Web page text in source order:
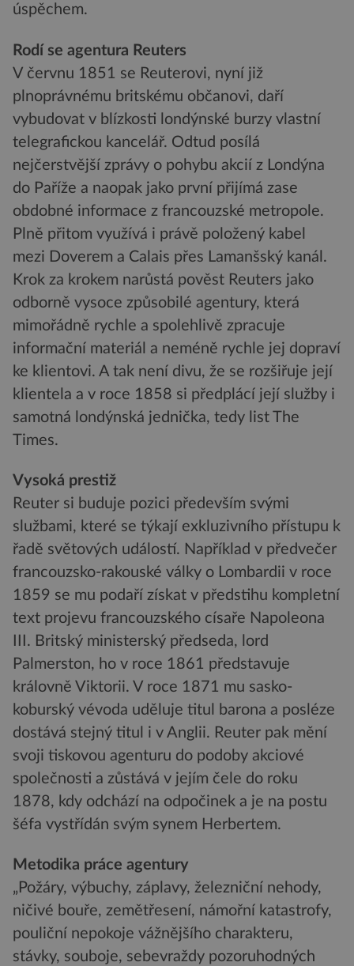
úspěchem.
Rodí se agentura Reuters
V červnu 1851 se Reuterovi, nyní již
plnoprávnému britskému občanovi, daří
vybudovat v blízkosti londýnské burzy vlastní
telegrafickou kancelář. Odtud posílá
nejčerstvější zprávy o pohybu akcií z Londýna
do Paříže a naopak jako první přijímá zase
obdobné informace z francouzské metropole.
Plně přitom využívá i právě položený kabel
mezi Doverem a Calais přes Lamanšský kanál.
Krok za krokem narůstá pověst Reuters jako
odborně vysoce způsobilé agentury, která
mimořádně rychle a spolehlivě zpracuje
informační materiál a neméně rychle jej dopraví
ke klientovi. A tak není divu, že se rozšiřuje její
klientela a v roce 1858 si předplácí její služby i
samotná londýnská jednička, tedy list The
Times.
Vysoká prestiž
Reuter si buduje pozici především svými
službami, které se týkají exkluzivního přístupu k
řadě světových událostí. Například v předvečer
francouzsko-rakouské války o Lombardii v roce
1859 se mu podaří získat v předstihu kompletní
text projevu francouzského císaře Napoleona
III. Britský ministerský předseda, lord
Palmerston, ho v roce 1861 představuje
královně Viktorii. V roce 1871 mu sasko-
koburský vévoda uděluje titul barona a posléze
dostává stejný titul i v Anglii. Reuter pak mění
svoji tiskovou agenturu do podoby akciové
společnosti a zůstává v jejím čele do roku
1878, kdy odchází na odpočinek a je na postu
šéfa vystřídán svým synem Herbertem.
Metodika práce agentury
„Požáry, výbuchy, záplavy, železniční nehody,
ničivé bouře, zemětřesení, námořní katastrofy,
pouliční nepokoje vážnějšího charakteru,
stávky, souboje, sebevraždy pozoruhodných